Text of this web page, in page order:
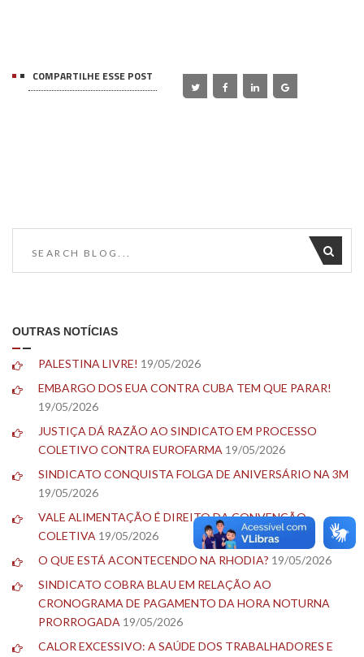
COMPARTILHE ESSE POST
OUTRAS NOTÍCIAS
PALESTINA LIVRE! 19/05/2026
EMBARGO DOS EUA CONTRA CUBA TEM QUE PARAR!
19/05/2026
JUSTIÇA DÁ RAZÃO AO SINDICATO EM PROCESSO
COLETIVO CONTRA EUROFARMA 19/05/2026
SINDICATO CONQUISTA FOLGA DE ANIVERSÁRIO NA 3M
19/05/2026
VALE ALIMENTAÇÃO É DIREITO DA CONVENÇÃO
COLETIVA 19/05/2026
O QUE ESTÁ ACONTECENDO NA RHODIA? 19/05/2026
SINDICATO COBRA BLAU EM RELAÇÃO AO
CRONOGRAMA DE PAGAMENTO DA HORA NOTURNA
PRORROGADA 19/05/2026
CALOR EXCESSIVO: A SAÚDE DOS TRABALHADORES E